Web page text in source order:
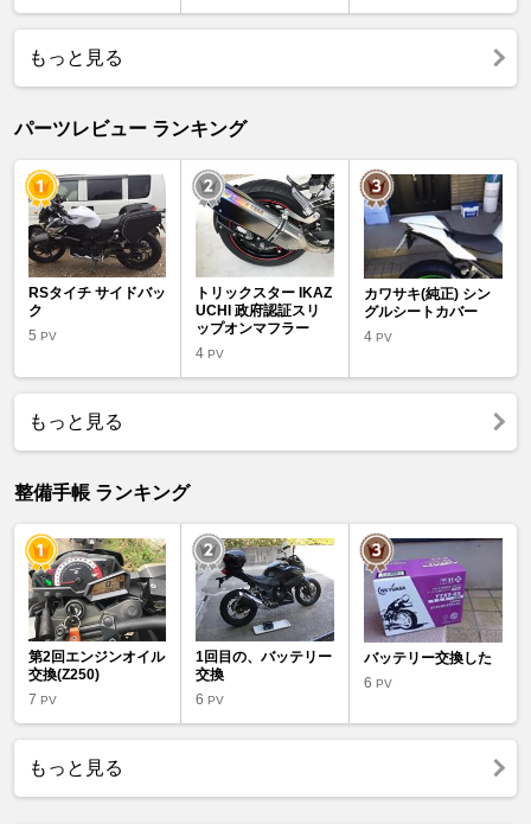
もっと見る
パーツレビュー ランキング
RSタイチ サイドバッ
ク
5 PV
トリックスター IKAZ
UCHI 政府認証スリ
ップオンマフラー
4PV
カワサキ(純正) シン
グルシートカバー
4 PV
もっと見る
整備手帳 ランキング
第2回エンジンオイル
交換(Z250)
7 PV
1回目の、バッテリー
交換
6PV
バッテリー交換した
6 PV
もっと見る